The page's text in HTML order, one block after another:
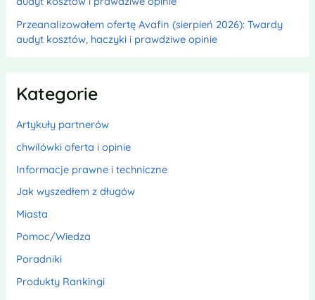
Przeanalizowałem ofertę Avafin (sierpień 2026): Twardy
audyt kosztów, haczyki i prawdziwe opinie
Kategorie
Artykuły partnerów
chwilówki oferta i opinie
Informacje prawne i techniczne
Jak wyszedłem z długów
Miasta
Pomoc/Wiedza
Poradniki
Produkty Rankingi